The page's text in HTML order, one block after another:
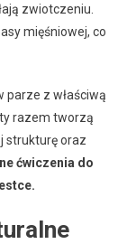
zwiotczeniu.
mięśniowej, co
parze z właściwą
razem tworzą
strukturę oraz
ćwiczenia do